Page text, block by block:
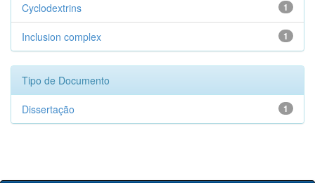
1
Cyclodextrins
1
Inclusion complex
Tipo de Documento
1
Dissertação